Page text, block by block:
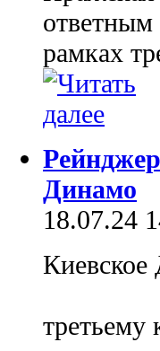
рамках
Динамо
18.07.24
Киевское